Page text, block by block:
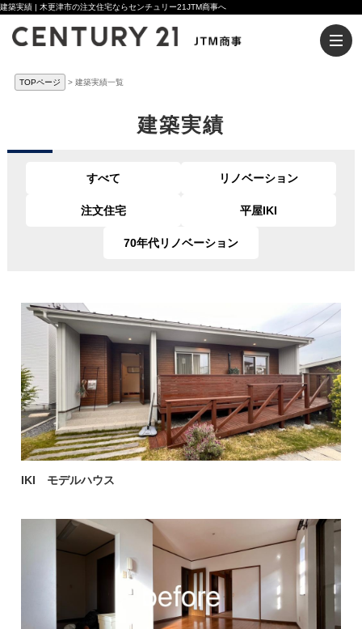
建築実績 | 木更津市の注文住宅ならセンチュリー21JTM商事へ
TOPページ 建築実績一覧
建築実績
すべて リノベーション
注文住宅 平屋IKI
70年代リノベーション
IKI モデルハウス